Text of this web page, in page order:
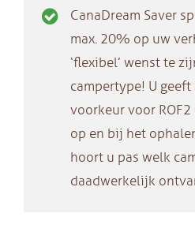
CanaDream Saver
max. 20% op uw
‘flexibel’ wenst te
campertype! U
voorkeur voor ROF2
op en bij het
hoort u pas welk
daadwerkelijk